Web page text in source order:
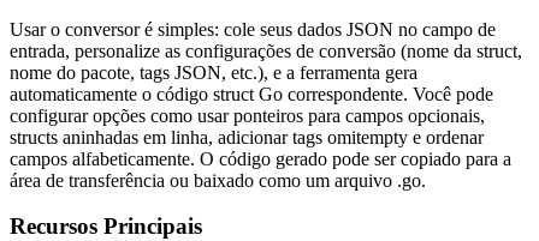
Usar o conversor é simples: cole seus dados JSON no campo de
entrada, personalize as configurações de conversão (nome da struct,
nome do pacote, tags JSON, etc.), e a ferramenta gera
automaticamente o código struct Go correspondente. Você pode
configurar opções como usar ponteiros para campos opcionais,
structs aninhadas em linha, adicionar tags omitempty e ordenar
campos alfabeticamente. O código gerado pode ser copiado para a
área de transferência ou baixado como um arquivo .go.
Recursos Principais